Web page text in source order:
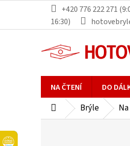
obsah
+420 776 222 271
16:30)
NA ČTENÍ DO
DomůBrýle